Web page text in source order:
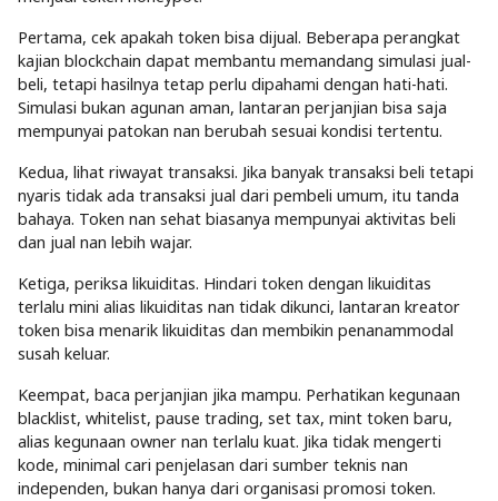
Pertama, cek apakah token bisa dijual. Beberapa perangkat
kajian blockchain dapat membantu memandang simulasi jual-
beli, tetapi hasilnya tetap perlu dipahami dengan hati-hati.
Simulasi bukan agunan aman, lantaran perjanjian bisa saja
mempunyai patokan nan berubah sesuai kondisi tertentu.
Kedua, lihat riwayat transaksi. Jika banyak transaksi beli tetapi
nyaris tidak ada transaksi jual dari pembeli umum, itu tanda
bahaya. Token nan sehat biasanya mempunyai aktivitas beli
dan jual nan lebih wajar.
Ketiga, periksa likuiditas. Hindari token dengan likuiditas
terlalu mini alias likuiditas nan tidak dikunci, lantaran kreator
token bisa menarik likuiditas dan membikin penanammodal
susah keluar.
Keempat, baca perjanjian jika mampu. Perhatikan kegunaan
blacklist, whitelist, pause trading, set tax, mint token baru,
alias kegunaan owner nan terlalu kuat. Jika tidak mengerti
kode, minimal cari penjelasan dari sumber teknis nan
independen, bukan hanya dari organisasi promosi token.